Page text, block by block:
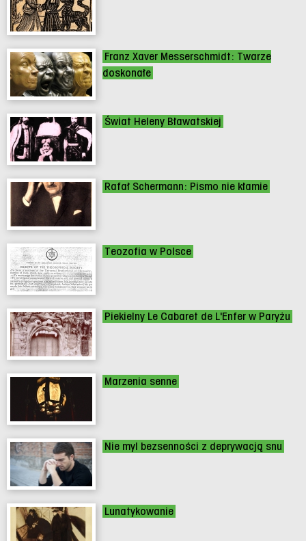
Franz Xaver Messerschmidt: Twarze
doskonałe
Świat Heleny Bławatskiej
Rafał Schermann: Pismo nie kłamie
Teozofia w Polsce
Piekielny Le Cabaret de L'Enfer w Paryżu
Marzenia senne
Nie myl bezsenności z deprywacją snu
Lunatykowanie